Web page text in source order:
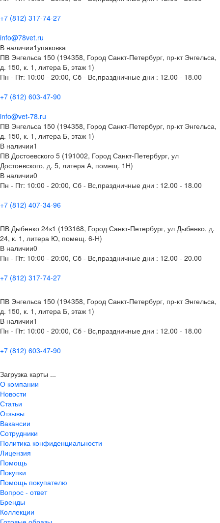
+7 (812) 317-74-27
info@78vet.ru
В наличии1упаковка
ПВ Энгельса 150 (194358, Город Санкт-Петербург, пр-кт Энгельса,
д. 150, к. 1, литера Б, этаж 1)
Пн - Пт: 10:00 - 20:00, Сб - Вс,праздничные дни : 12.00 - 18.00
+7 (812) 603-47-90
info@vet-78.ru
ПВ Энгельса 150 (194358, Город Санкт-Петербург, пр-кт Энгельса,
д. 150, к. 1, литера Б, этаж 1)
В наличии1
ПВ Достоевского 5 (191002, Город Санкт-Петербург, ул
Достоевского, д. 5, литера А, помещ. 1Н)
В наличии0
Пн - Пт: 10:00 - 20:00, Сб - Вс,праздничные дни : 12.00 - 18.00
+7 (812) 407-34-96
ПВ Дыбенко 24к1 (193168, Город Санкт-Петербург, ул Дыбенко, д.
24, к. 1, литера Ю, помещ. 6-Н)
В наличии0
Пн - Пт: 10:00 - 20:00, Сб - Вс,праздничные дни : 12.00 - 20.00
+7 (812) 317-74-27
ПВ Энгельса 150 (194358, Город Санкт-Петербург, пр-кт Энгельса,
д. 150, к. 1, литера Б, этаж 1)
В наличии1
Пн - Пт: 10:00 - 20:00, Сб - Вс,праздничные дни : 12.00 - 18.00
+7 (812) 603-47-90
Загрузка карты ...
О компании
Новости
Статьи
Отзывы
Вакансии
Сотрудники
Политика конфиденциальности
Лицензия
Помощь
Покупки
Помощь покупателю
Вопрос - ответ
Бренды
Коллекции